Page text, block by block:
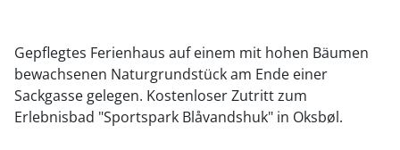
Gepflegtes Ferienhaus auf einem mit hohen Bäumen
bewachsenen Naturgrundstück am Ende einer
Sackgasse gelegen. Kostenloser Zutritt zum
Erlebnisbad "Sportspark Blåvandshuk" in Oksbøl.